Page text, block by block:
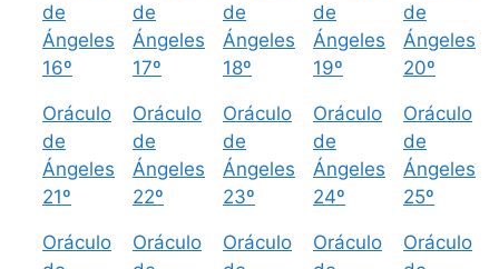
de
Ángeles
16º
de
Ángeles
17º
de
Ángeles
18º
de
Ángeles
19º
de
Ángeles
20º
Oráculo
de
Ángeles
21º
Oráculo
de
Ángeles
22º
Oráculo
de
Ángeles
23º
Oráculo
de
Ángeles
24º
Oráculo
de
Ángeles
25º
Oráculo
Oráculo
Oráculo
Oráculo
Oráculo